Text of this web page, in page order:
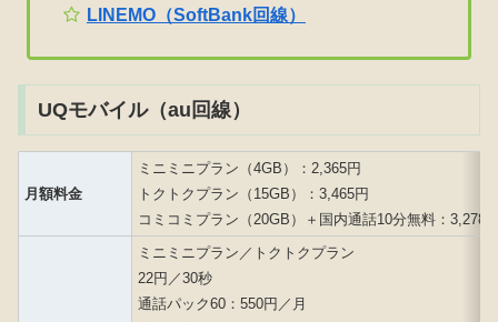
LINEMO（SoftBank回線）
UQモバイル（au回線）
月額料金
ミニミニプラン（4GB）：2,365円
トクトクプラン（15GB）：3,465円
コミコミプラン（20GB）＋国内通話10分無料：3,278
ミニミニプラン／トクトクプラン
22円／30秒
通話パック60：550円／月